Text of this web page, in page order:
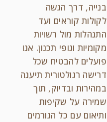
בנייה, דרך הגשה
לקולות קוראים ועד
התנהלות מול רשויות
מקומיות וגופי תכנון. אנו
פועלים להבטיח שכל
דרישה רגולטורית תיענה
במהירות ובדיוק, תוך
שמירה על שקיפות
ותיאום עם כל הגורמים